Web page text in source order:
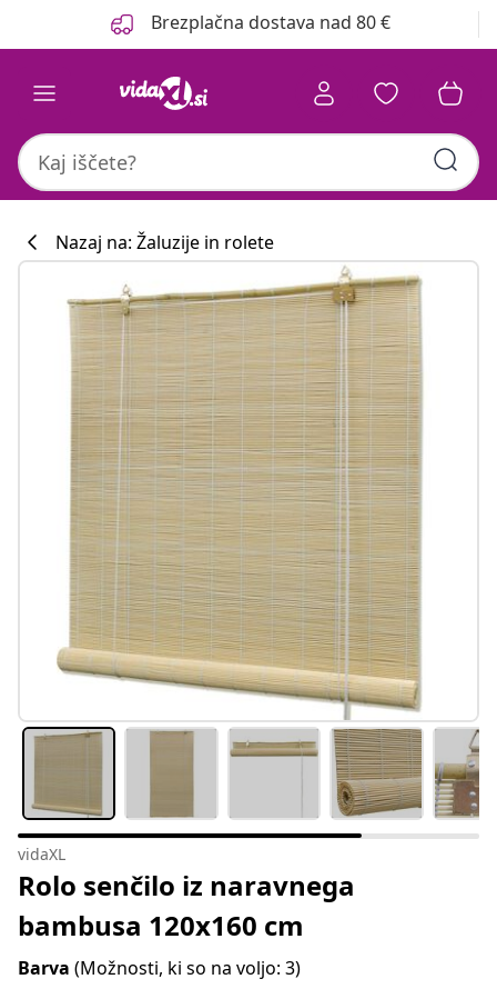
Brezplačna dostava nad 80 €
Nazaj na: Žaluzije in rolete
vidaXL
Rolo senčilo iz naravnega
bambusa 120x160 cm
Barva (Možnosti, ki so na voljo: 3)